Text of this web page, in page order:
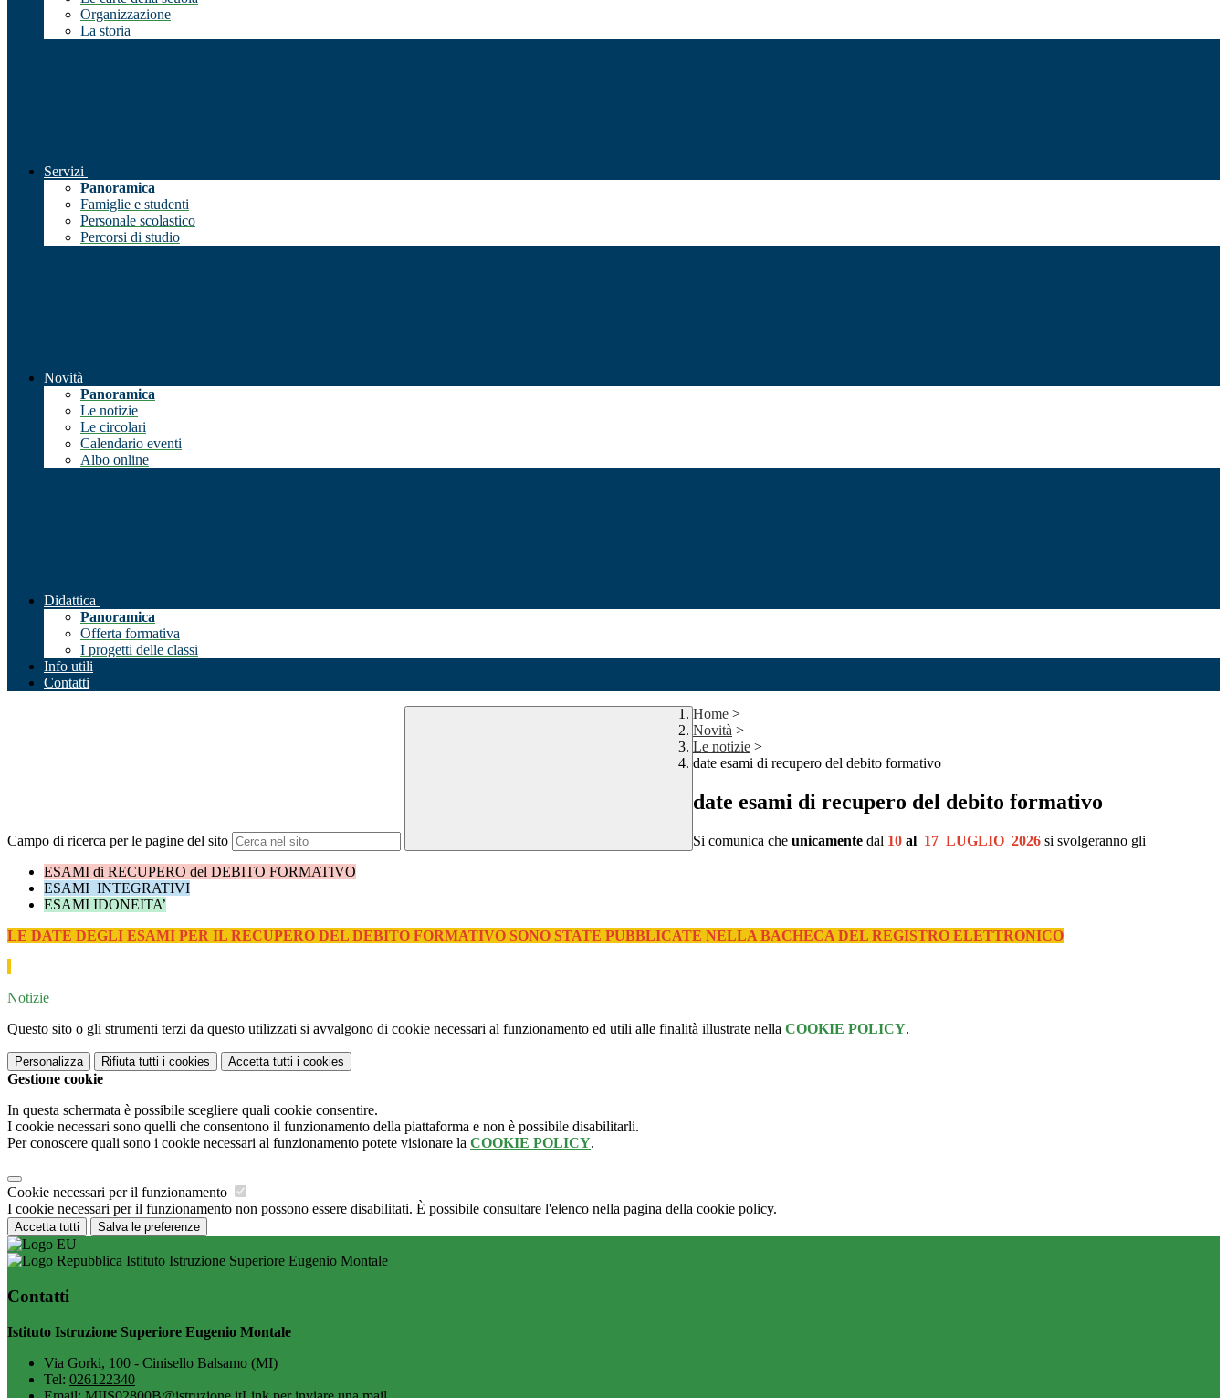
Organizzazione
La storia
Servizi
Panoramica
Famiglie e studenti
Personale scolastico
Percorsi di studio
Novità
Panoramica
Le notizie
Le circolari
Calendario eventi
Albo online
Didattica
Panoramica
Offerta formativa
I progetti delle classi
Info utili
Contatti
Campo di ricerca per le pagine del sito
Home >
Novità >
Le notizie >
date esami di recupero del debito formativo
date esami di recupero del debito formativo
Si comunica che unicamente dal 10 al 17 LUGLIO 2026 si svolgeranno gli
ESAMI di RECUPERO del DEBITO FORMATIVO
ESAMI INTEGRATIVI
ESAMI IDONEITA’
LE DATE DEGLI ESAMI PER IL RECUPERO DEL DEBITO FORMATIVO SONO STATE PUBBLICATE NELLA BACHECA DEL REGISTRO ELETTRONICO
Notizie
Questo sito o gli strumenti terzi da questo utilizzati si avvalgono di cookie necessari al funzionamento ed utili alle finalità illustrate nella COOKIE POLICY.
Personalizza Rifiuta tutti i cookies Accetta tutti i cookies
Gestione cookie
In questa schermata è possibile scegliere quali cookie consentire.
I cookie necessari sono quelli che consentono il funzionamento della piattaforma e non è possibile disabilitarli.
Per conoscere quali sono i cookie necessari al funzionamento potete visionare la COOKIE POLICY.
Cookie necessari per il funzionamento
I cookie necessari per il funzionamento non possono essere disabilitati. È possibile consultare l'elenco nella pagina della cookie policy.
Accetta tutti Salva le preferenze
Istituto Istruzione Superiore Eugenio Montale
Contatti
Istituto Istruzione Superiore Eugenio Montale
Via Gorki, 100 - Cinisello Balsamo (MI)
Tel: 026122340